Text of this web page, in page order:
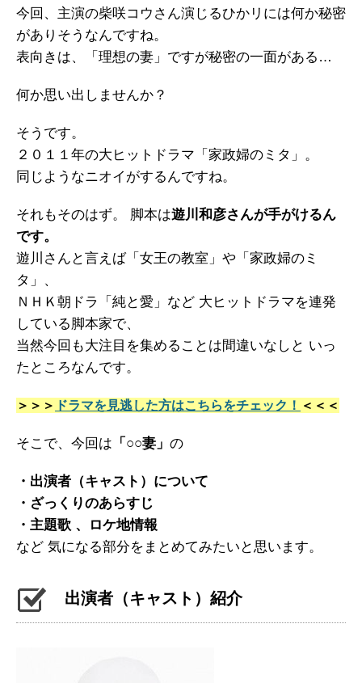
今回、主演の柴咲コウさん演じるひかリには何か秘密
がありそうなんですね。
表向きは、「理想の妻」ですが秘密の一面がある…
何か思い出しませんか？
そうです。
２０１１年の大ヒットドラマ「家政婦のミタ」。
同じようなニオイがするんですね。
それもそのはず。 脚本は遊川和彦さんが手がけるん
です。
遊川さんと言えば「女王の教室」や「家政婦のミ
タ」、
ＮＨＫ朝ドラ「純と愛」など 大ヒットドラマを連発
している脚本家で、
当然今回も大注目を集めることは間違いなしと いっ
たところなんです。
＞＞＞ ドラマを見逃した方はこちらをチェック！ ＜＜＜
そこで、今回は 「○○妻」 の
・出演者（キャスト）について
・ざっくりのあらすじ
・主題歌 、ロケ地情報
など 気になる部分をまとめてみたいと思います。
出演者（キャスト）紹介